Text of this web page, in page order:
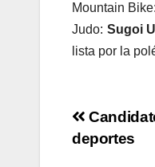
Mountain Bike:
Judo: Sugoi
lista por la
de
deportes